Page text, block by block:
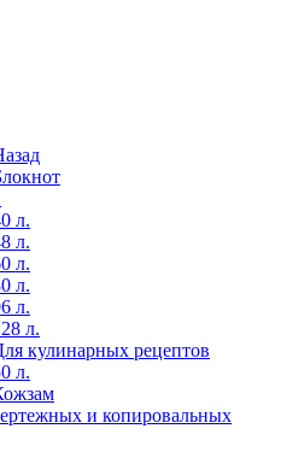
л.
л.
л.
л.
л.
л.
кулинарных рецептов
л.
и копировальных